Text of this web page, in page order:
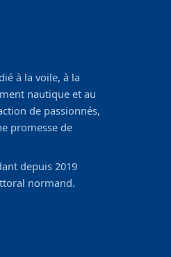
à la voile, à la
nautique et au
de passionnés,
promesse de
depuis 2019
normand.